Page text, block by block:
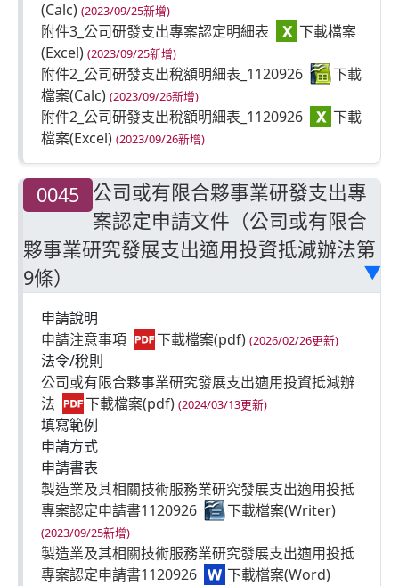
(2023/09/25新增)
附件3_公司研發支出專案認定明細表
(2023/09/25新增)
附件2_公司研發支出稅額明細表_1120926
(2023/09/26新增)
附件2_公司研發支出稅額明細表_1120926
(2023/09/26新增)
0045 公司或有限合夥事業研發支出專
案認定申請文件（公司或有限合
夥事業研究發展支出適用投資抵減辦法第
9條）
▶
申請說明
申請注意事項
(2026/02/26更新)
法令/稅則
公司或有限合夥事業研究發展支出適用投資抵減辦
法
(2024/03/13更新)
填寫範例
申請方式
申請書表
製造業及其相關技術服務業研究發展支出適用投抵
專案認定申請書1120926
(2023/09/25新增)
製造業及其相關技術服務業研究發展支出適用投抵
專案認定申請書1120926